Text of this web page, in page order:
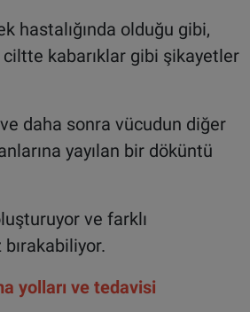
hastalığında olduğu gibi,
ciltte kabarıklar gibi şikayetler
daha sonra vücudun diğer
yayılan bir döküntü
ve farklı
yolları ve tedavisi